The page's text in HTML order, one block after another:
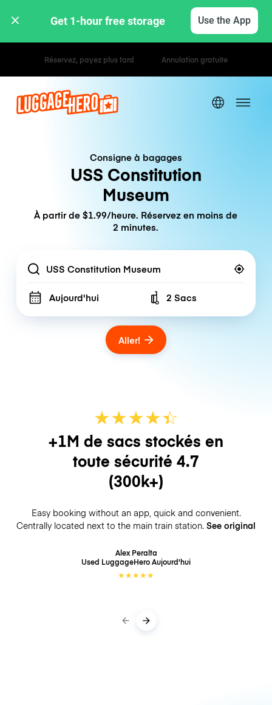
Get 1-hour free storage Use the App
Tarifs horaires / journaliers
Consigne à bagages
USS Constitution
Museum
À partir de $1.99/heure. Réservez en moins de
2 minutes.
Location
Aujourd'hui Number of bags
2 Sacs
Aller!
★★★★☆
★
+1M de sacs stockés en
toute sécurité 4.7
(300k+)
Easy booking without an app, quick and convenient.
Centrally located next to the main train station. See original
Alex Peralta
Used LuggageHeroAujourd'hui
★★★★★